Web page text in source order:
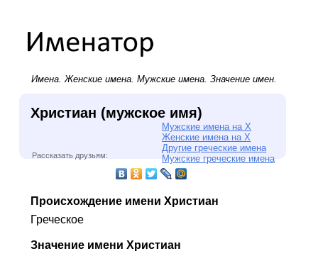
Имена.Женские имена. Мужские имена. Значение имен.
Христиан (мужское имя)
Мужские имена на Х
Женские имена на Х
Другие греческие имена
Мужские греческие имена
Рассказать друзьям:
Происхождение имени Христиан
Греческое
Значение имени Христиан